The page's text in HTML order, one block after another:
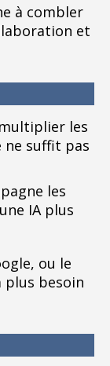
à combler
et
les
ne suffit pas
les
IA plus
ou le
plus besoin